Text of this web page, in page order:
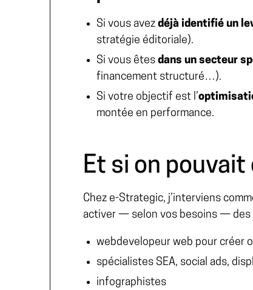
Si vous avez déjà identifié un
stratégie éditoriale).
Si vous êtes dans un secteur
financement structuré…).
Si votre objectif est l’
montée en performance.
Et si on pouvait
Chez e-Strategic, j’interviens
activer — selon vos besoins — des
webdevelopeur web pour créer
spécialistes SEA, social ads,
infographistes